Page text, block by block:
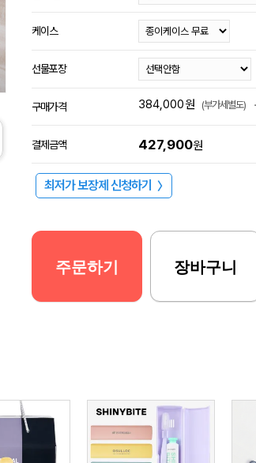
케이스
선물포장
구매가격 384,000원 (부가세별도)
결제금액 427,900원
최저가 보장제 신청하기 〉
주문하기 장바구니